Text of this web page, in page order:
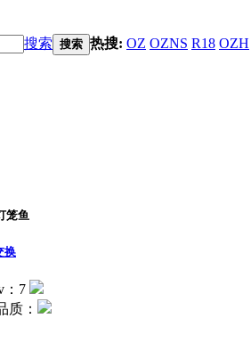
搜索 搜索 热搜: OZ OZNS R18 OZH
笼鱼
换
：7
质：